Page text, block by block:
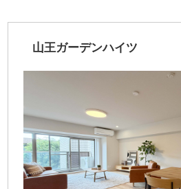
山王ガーデンハイツ